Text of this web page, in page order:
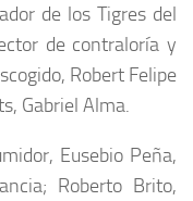
de los Tigres del
de contraloría y
Robert Felipe
Gabriel Alma.
Eusebio Peña,
Roberto Brito,